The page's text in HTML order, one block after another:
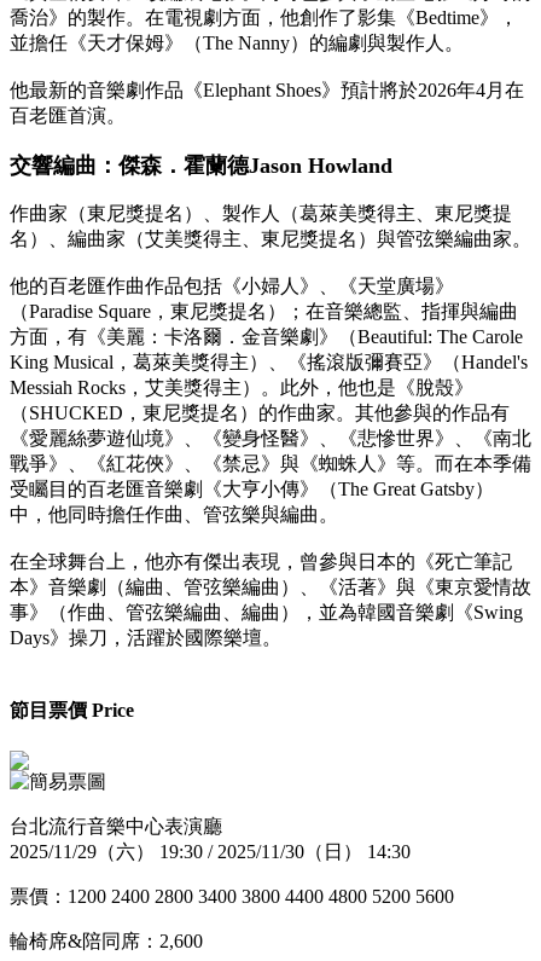
喬治》的製作。在電視劇方面，他創作了影集《Bedtime》，
並擔任《天才保姆》（The Nanny）的編劇與製作人。
他最新的音樂劇作品《Elephant Shoes》預計將於2026年4月在
百老匯首演。
交響編曲：傑森．霍蘭德Jason Howland
作曲家（東尼獎提名）、製作人（葛萊美獎得主、東尼獎提
名）、編曲家（艾美獎得主、東尼獎提名）與管弦樂編曲家。
他的百老匯作曲作品包括《小婦人》、《天堂廣場》
（Paradise Square，東尼獎提名）；在音樂總監、指揮與編曲
方面，有《美麗：卡洛爾．金音樂劇》（Beautiful: The Carole
King Musical，葛萊美獎得主）、《搖滾版彌賽亞》（Handel's
Messiah Rocks，艾美獎得主）。此外，他也是《脫殼》
（SHUCKED，東尼獎提名）的作曲家。其他參與的作品有
《愛麗絲夢遊仙境》、《變身怪醫》、《悲慘世界》、《南北
戰爭》、《紅花俠》、《禁忌》與《蜘蛛人》等。而在本季備
受矚目的百老匯音樂劇《大亨小傳》（The Great Gatsby）
中，他同時擔任作曲、管弦樂與編曲。
在全球舞台上，他亦有傑出表現，曾參與日本的《死亡筆記
本》音樂劇（編曲、管弦樂編曲）、《活著》與《東京愛情故
事》（作曲、管弦樂編曲、編曲），並為韓國音樂劇《Swing
Days》操刀，活躍於國際樂壇。
節目票價 Price
台北流行音樂中心表演廳
2025/11/29（六） 19:30 / 2025/11/30（日） 14:30
票價：1200 2400 2800 3400 3800 4400 4800 5200 5600
輪椅席&陪同席：2,600